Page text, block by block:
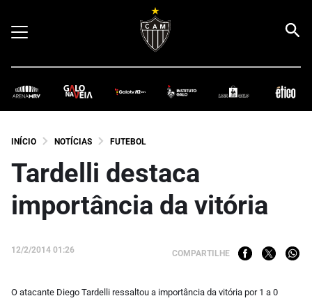
INÍCIO NOTÍCIAS FUTEBOL
Tardelli destaca
importância da vitória
12/2/2014 01:26 COMPARTILHE
O atacante Diego Tardelli ressaltou a importância da vitória por 1 a 0